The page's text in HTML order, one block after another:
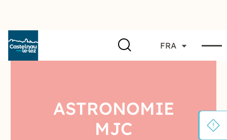
FRA
ASTRONOMIE
MJC